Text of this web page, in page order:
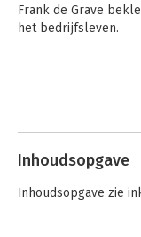
De achterkant van
Nederland
Frank de Grave
het bedrijfsleven.
Inhoudsopgave
Inhoudsopgave zie